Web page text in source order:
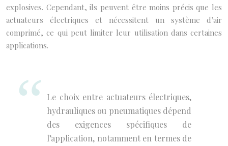
explosives. Cependant, ils peuvent être moins précis que les
actuateurs électriques et nécessitent un système d’air
comprimé, ce qui peut limiter leur utilisation dans certaines
applications.
Le choix entre actuateurs électriques,
hydrauliques ou pneumatiques dépend
des exigences spécifiques de
l’application, notamment en termes de